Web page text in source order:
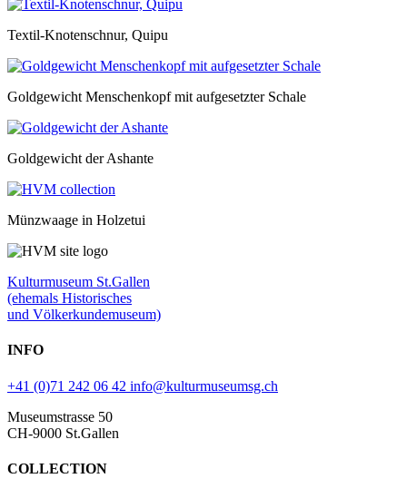
Textil-Knotenschnur, Quipu
Goldgewicht Menschenkopf mit aufgesetzter Schale
Goldgewicht der Ashante
Münzwaage in Holzetui
Kulturmuseum St.Gallen
(ehemals Historisches
und Völkerkundemuseum)
INFO
+41 (0)71 242 06 42 info@kulturmuseumsg.ch
Museumstrasse 50
CH-9000 St.Gallen
COLLECTION